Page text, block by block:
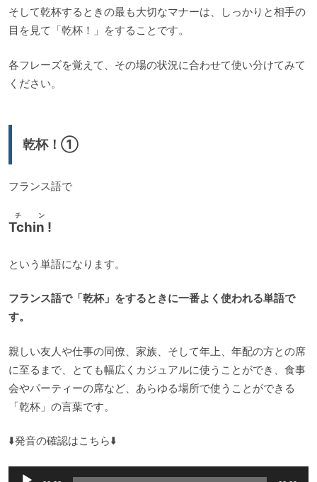
そして乾杯するときの最も大切なマナーは、しっかりと相手の
目を見て「乾杯！」をすることです。
各フレーズを覚えて、その場の状況に合わせて使い分けてみて
ください。
乾杯！①
フランス語で
Tchin !
チン
という単語になります。
フランス語で「乾杯」をするときに一番よく使われる単語で
す。
親しい友人や仕事の同僚、家族、そして年上、年配の方との席
に至るまで、とても幅広くカジュアルに使うことができ、食事
会やパーティーの席など、あらゆる場所で使うことができる
「乾杯」の言葉です。
⬇️発音の確認はこちら⬇️